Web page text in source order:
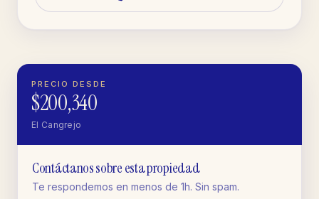
PRECIO DESDE
$200,340
El Cangrejo
Contáctanos sobre esta propiedad
Te respondemos en menos de 1h. Sin spam.